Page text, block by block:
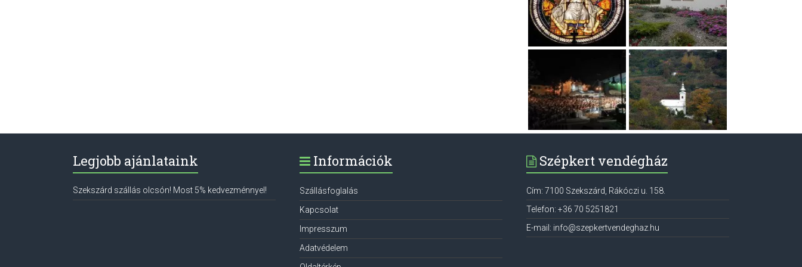
Legjobb ajánlataink
Szekszárd szállás olcsón! Most 5% kedvezménnyel!
Információk
Szállásfoglalás
Kapcsolat
Impresszum
Adatvédelem
Szépkert vendégház
Cím: 7100 Szekszárd Rákóczi u. 158.
Telefon:+36 70 5251821
E-mail: info@szepkertvendeghaz.hu